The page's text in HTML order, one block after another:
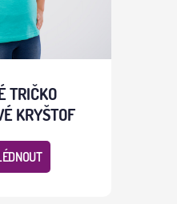
TRIČKO
KRYŠTOF